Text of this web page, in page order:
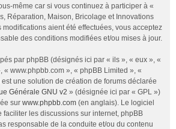
même car si vous continuez à participer à «
Réparation, Maison, Bricolage et Innovations
modifications aient été effectuées, vous acceptez
des conditions modifiées et/ou mises à jour.
par phpBB (désignés ici par « ils », « eux », «
« www.phpbb.com », « phpBB Limited », «
une solution de création de forums déclarée
Générale GNU v2 » (désignée ici par « GPL »)
sur www.phpbb.com (en anglais). Le logiciel
faciliter les discussions sur internet, phpBB
responsable de la conduite et/ou du contenu